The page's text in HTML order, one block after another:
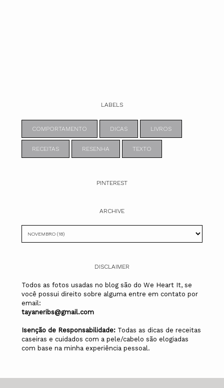
LABELS
COMPORTAMENTO DICAS LIVROS
RECEITAS RESENHA TEXTO
PINTEREST
ARCHIVE
DISCLAIMER
Todos as fotos usadas no blog são do We Heart It, se
você possui direito sobre alguma entre em contato por
email:
tayaneribs@gmail.com
Isenção de Responsabilidade: Todas as dicas de receitas
caseiras e cuidados com a pele/cabelo são elogiadas
com base na minha experiência pessoal.